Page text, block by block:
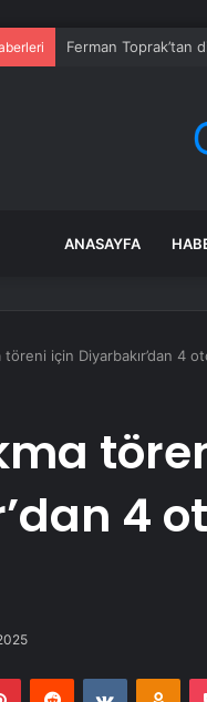
Ferman Toprak’tan
ANASAYFA
töreni için Diyarbakır’dan 4
4
PinterestReddit VKontakte